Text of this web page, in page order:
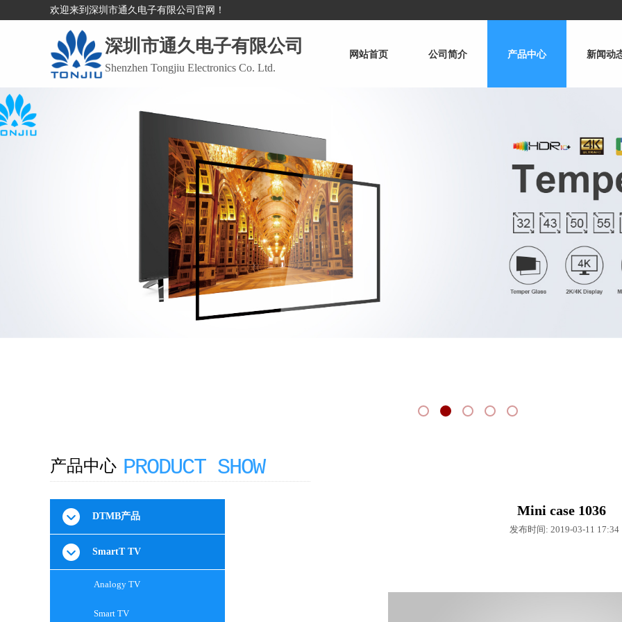
欢迎来到深圳市通久电子有限公司官网！
网站首页 公司简介 产品中心 新闻动
深圳市通久电子有限公司
Shenzhen Tongjiu Electronics Co. Ltd.
PRODUCT SHOW​
产品中心
DTMB产品
SmartT TV
Analogy TV
Smart TV
Mini case 1036
发布时间: 2019-03-11